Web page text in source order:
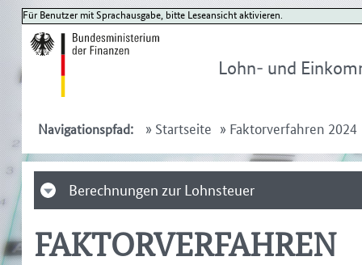
Für Benutzer mit Sprachausgabe, bitte Leseansicht aktivieren.
Lohn- und
Navigationspfad: » Startseite » Faktorverfahren 2024
Berechnungen zur Lohnsteuer
FAKTORVERFAHREN